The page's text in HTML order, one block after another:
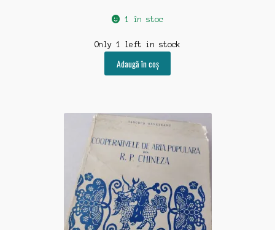
1 în stoc
Only 1 left in stock
Adaugă în coș